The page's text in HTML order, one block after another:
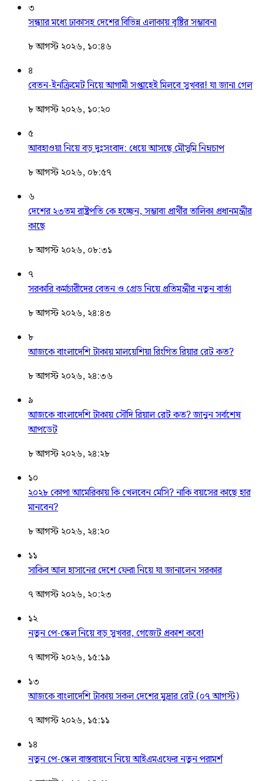
৩
সন্ধ্যার মধ্যে ঢাকাসহ দেশের বিভিন্ন এলাকায় বৃষ্টির সম্ভাবনা
৮ আগস্ট ২০২৬, ১০:৪৬
৪
বেতন-ইনক্রিমেট নিয়ে আগামী সপ্তাহেই মিলবে সুখবর! যা জানা গেল
৮ আগস্ট ২০২৬, ১০:২০
৫
আবহাওয়া নিয়ে বড় দুঃসংবাদ: ধেয়ে আসছে মৌসুমি নিম্নচাপ
৮ আগস্ট ২০২৬, ০৮:৫৭
৬
দেশের ২৩তম রাষ্ট্রপতি কে হচ্ছেন, সম্ভাব্য প্রার্থীর তালিকা প্রধানমন্ত্রীর
কাছে
৮ আগস্ট ২০২৬, ০৮:৩১
৭
সরকারি কর্মচারীদের বেতন ও গ্রেড নিয়ে প্রতিমন্ত্রীর নতুন বার্তা
৮ আগস্ট ২০২৬, ২৪:৪৩
৮
আজকে বাংলাদেশি টাকায় মালয়েশিয়া রিংগিত রিয়ার রেট কত?
৮ আগস্ট ২০২৬, ২৪:৩৬
৯
আজকে বাংলাদেশি টাকায় সৌদি রিয়াল রেট কত? জানুন সর্বশেষ
আপডেট
৮ আগস্ট ২০২৬, ২৪:২৮
১০
২০২৮ কোপা আমেরিকায় কি খেলবেন মেসি? নাকি বয়সের কাছে হার
মানবেন?
৮ আগস্ট ২০২৬, ২৪:২০
১১
সাকিব আল হাসানের দেশে ফেরা নিয়ে যা জানালেন সরকার
৭ আগস্ট ২০২৬, ২০:২৩
১২
নতুন পে-স্কেল নিয়ে বড় সুখবর, গেজেট প্রকাশ কবে!
৭ আগস্ট ২০২৬, ১৫:১৯
১৩
আজকে বাংলাদেশি টাকায় সকল দেশের মুদ্রার রেট (০৭ আগস্ট)
৭ আগস্ট ২০২৬, ১৫:১১
১৪
নতুন পে-স্কেল বাস্তবায়নে নিয়ে আইএমএফের নতুন পরামর্শ